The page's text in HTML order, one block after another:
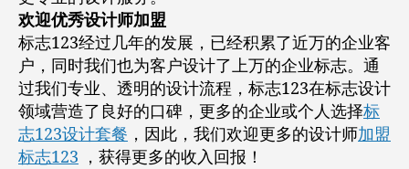
欢迎优秀设计师加盟
标志123经过几年的发展，已经积累了近万的企业客
户，同时我们也为客户设计了上万的企业标志。通
过我们专业、透明的设计流程，标志123在标志设计
领域营造了良好的口碑，更多的企业或个人选择标
志123设计套餐 ，因此，我们欢迎更多的设计师加盟
标志123 ，获得更多的收入回报！